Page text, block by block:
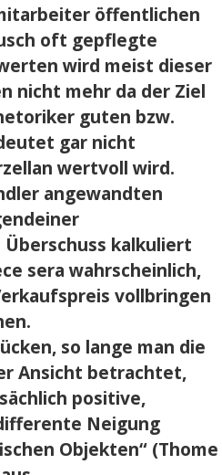
öffentlichen
oft gepflegte
wird meist dieser
nicht mehr da der Ziel
guten bzw.
gar nicht
wertvoll wird.
angewandten
kalkuliert
sera wahrscheinlich,
vollbringen
so lange man die
Ansicht betrachtet,
positive,
Neigung
Objekten“ (Thome